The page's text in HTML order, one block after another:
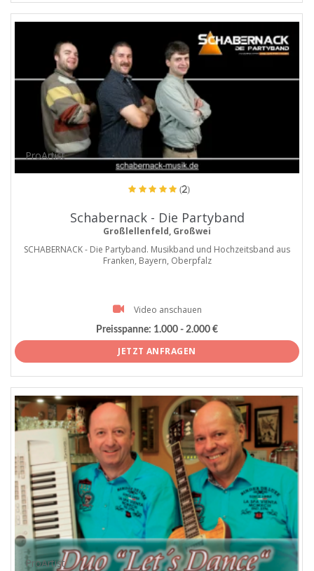
ProArtist
(2)
Schabernack - Die Partyband
Großlellenfeld, Großwei
SCHABERNACK - Die Partyband. Musikband und Hochzeitsband aus
Franken, Bayern, Oberpfalz
Video anschauen
Preisspanne: 1.000 - 2.000 €
JETZT ANFRAGEN
ProArtist